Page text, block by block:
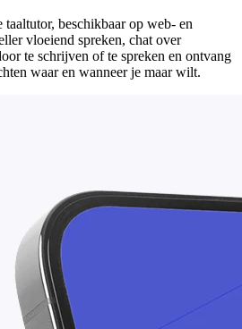
beschikbaar op web- en
vloeiend spreken, chat over
te schrijven of te spreken en ontvang
waar en wanneer je maar wilt.